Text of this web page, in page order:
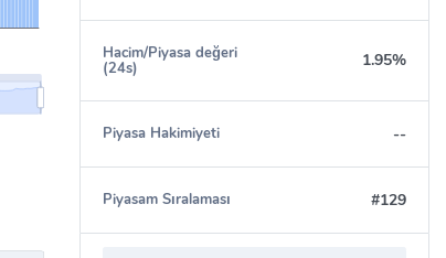
Hacim/Piyasa değeri
(24s) 1.95%
Piyasa Hakimiyeti --
Piyasam Sıralaması #129